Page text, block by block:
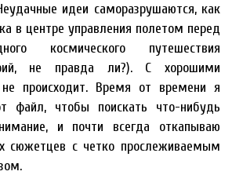
идеи саморазрушаются, как
в центре управления полетом перед
космического путешествия
не правда ли?). С хорошими
происходит. Время от времени я
файл, чтобы поискать что-нибудь
и почти всегда откапываю
сюжетцев с четко прослеживаемым